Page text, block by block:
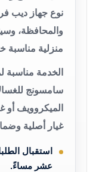
نوع جهاز ديب
والمحافظة،
منزلية مناسبة
الخدمة
سامسونج
الميكروويف أو
غيار أصلية
استقبال
عشر مساءً.